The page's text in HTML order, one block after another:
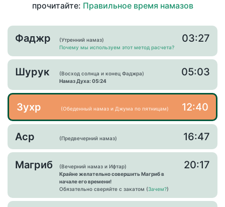
прочитайте: Правильное время намазов
Фаджр
(Утренний намаз)
Почему мы используем этот метод расчета?
03:27
Шурук
(Восход солнца и конец Фаджра)
Намаз Духа: 05:24
05:03
Зухр (Обеденный намаз и Джума по пятницам) 12:40
Аср (Предвечерний намаз) 16:47
Магриб
(Вечерний намаз и Ифтар)
Крайне желательно совершить Магриб в
начале его времени!
Обязательно сверяйте с закатом (Зачем?)
20:17